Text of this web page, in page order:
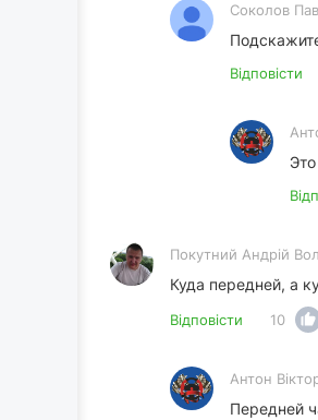
Соколов
Відповісти
Покутний Андрiй
Куда передней, а
Відповісти 10
Антон
Передней